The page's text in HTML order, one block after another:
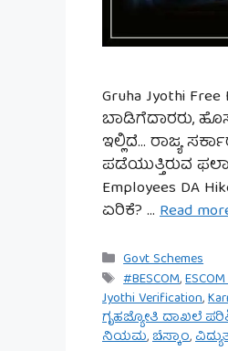
Gruha Jyothi
ಬಾಡಿಗೆದಾರರು,
ಇಲ್ಲಿದೆ… ರಾಜ್ಯ
ಪಡೆಯುತ್ತಿರುವ
Employees DA
ಏರಿಕೆ? … Read
Categories
Govt Schemes
Tags
#BESCOM,
Jyothi Verification,
ಗೃಹಜ್ಯೋತಿ ದಾಖಲೆ
ನಿಯಮ,ಬೆಸ್ಕಾಂ,